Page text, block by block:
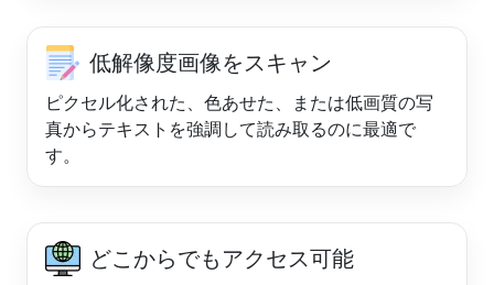
低解像度画像をスキャン
ピクセル化された、色あせた、または低画質の写
真からテキストを強調して読み取るのに最適で
す。
どこからでもアクセス可能